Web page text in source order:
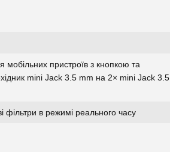
пристроїв з кнопкою та
mini Jack 3.5 mm на 2× mini Jack 3.5
фільтри в режимі реального часу